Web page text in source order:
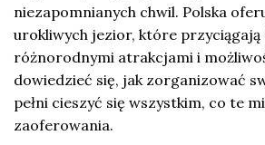
niezapomnianych chwil. Polska
urokliwych jezior, które
różnorodnymi atrakcjami i
dowiedzieć się, jak zorganizować
pełni cieszyć się wszystkim, co te
zaoferowania.